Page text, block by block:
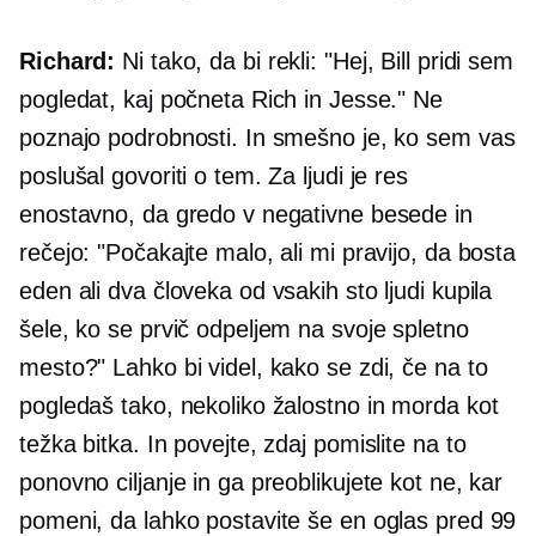
Richard: Ni tako, da bi rekli: "Hej, Bill pridi sem
pogledat, kaj počneta Rich in Jesse." Ne
poznajo podrobnosti. In smešno je, ko sem vas
poslušal govoriti o tem. Za ljudi je res
enostavno, da gredo v negativne besede in
rečejo: "Počakajte malo, ali mi pravijo, da bosta
eden ali dva človeka od vsakih sto ljudi kupila
šele, ko se prvič odpeljem na svoje spletno
mesto?" Lahko bi videl, kako se zdi, če na to
pogledaš tako, nekoliko žalostno in morda kot
težka bitka. In povejte, zdaj pomislite na to
ponovno ciljanje in ga preoblikujete kot ne, kar
pomeni, da lahko postavite še en oglas pred 99